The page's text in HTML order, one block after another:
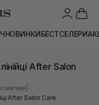
НОВИНКИБЕСТСЕЛЕРИ
After Salon
After Salon Care